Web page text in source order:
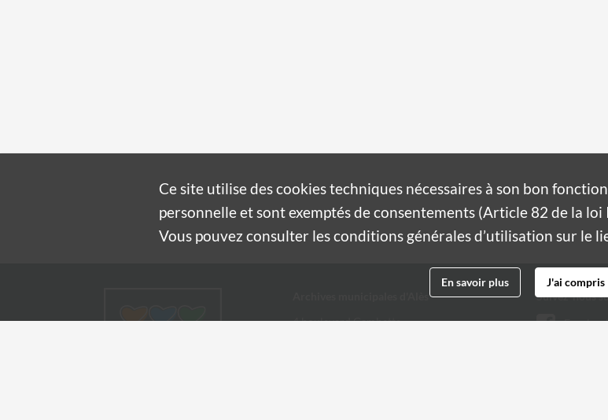
4 boulevard Gambetta
Suivez-nous
Ce site utilise descookiestechniques nécessaires à son bon
personnelle et sont exemptés de consentements (Article 82 de la
Vous pouvez consulter les conditions générales d’utilisation sur le
En savoir plus J'ai compris